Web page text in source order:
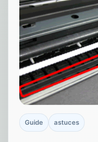
Guide astuces